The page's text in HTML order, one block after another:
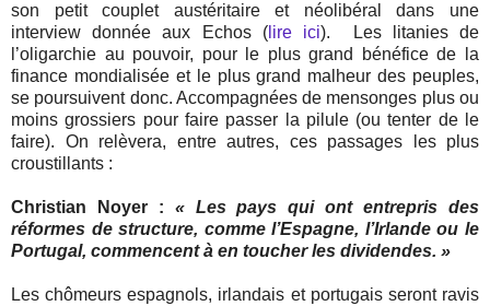
son petit couplet austéritaire et néolibéral dans une
interview donnée aux Echos (lire ici).
Les litanies de
l’oligarchie au pouvoir, pour le plus grand bénéfice de la
finance mondialisée et le plus grand malheur des peuples,
se poursuivent donc. Accompagnées de mensonges plus ou
moins grossiers pour faire passer la pilule (ou tenter de le
faire). On relèvera, entre autres, ces passages les plus
croustillants :
Christian Noyer : « Les pays qui ont entrepris des
réformes de structure, comme l’Espagne, l’Irlande ou le
Portugal, commencent à en toucher les dividendes. »
Les chômeurs espagnols, irlandais et portugais seront ravis